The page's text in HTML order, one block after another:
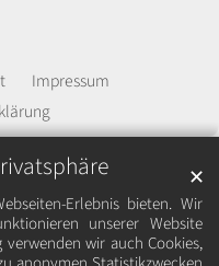
Erlebnis bieten. Wir
unserer Website
wir auch Cookies,
✕
Impressum